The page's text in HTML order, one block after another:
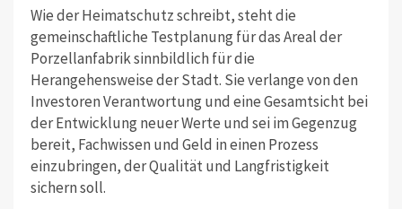
Wie der Heimatschutz schreibt, steht die
gemeinschaftliche Testplanung für das Areal der
Porzellanfabrik sinnbildlich für die
Herangehensweise der Stadt. Sie verlange von den
Investoren Verantwortung und eine Gesamtsicht bei
der Entwicklung neuer Werte und sei im Gegenzug
bereit, Fachwissen und Geld in einen Prozess
einzubringen, der Qualität und Langfristigkeit
sichern soll.